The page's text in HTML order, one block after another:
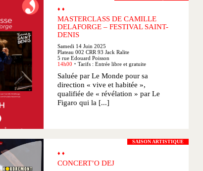
♦ ♦
MASTERCLASS DE CAMILLE
DELAFORGE – FESTIVAL SAINT-
DENIS
Samedi 14 Juin 2025
Plateau 002 CRR 93 Jack Ralite
5 rue Edouard Poisson
14h00
● Tarifs : Entrée libre et gratuite
Saluée par Le Monde pour sa
direction « vive et habitée »,
qualifiée de « révélation » par Le
Figaro qui la [...]
SAISON ARTISTIQUE
♦ ♦
CONCERT’O DEJ